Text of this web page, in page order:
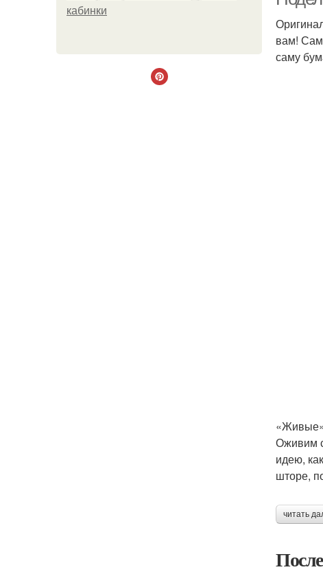
кабинки
вам!
саму
Оживим
идею,
шторе,
читать